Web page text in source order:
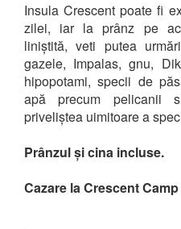
Insula Crescent poate fi
zilei, iar la prânz pe
liniștită, veti putea
gazele, Impalas, gnu,
hipopotami, specii de
apă precum pelicanii
priveliștea uimitoare a
Prânzul și cina incluse.
Cazare la Crescent